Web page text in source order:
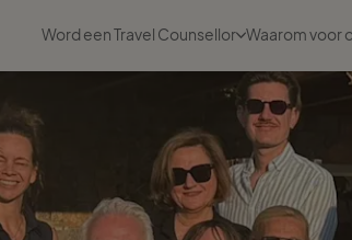
Word een Travel Counsellor Waarom voor